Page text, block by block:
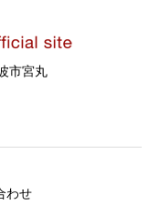
市宮丸
わせ